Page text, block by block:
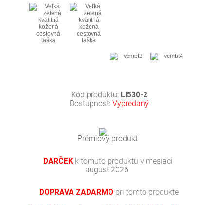
Kód produktu: LI530-2
Dostupnosť: Vypredaný
Prémiový produkt
DARČEK k tomuto produktu v mesiaci
august 2026
DOPRAVA ZADARMO pri tomto produkte